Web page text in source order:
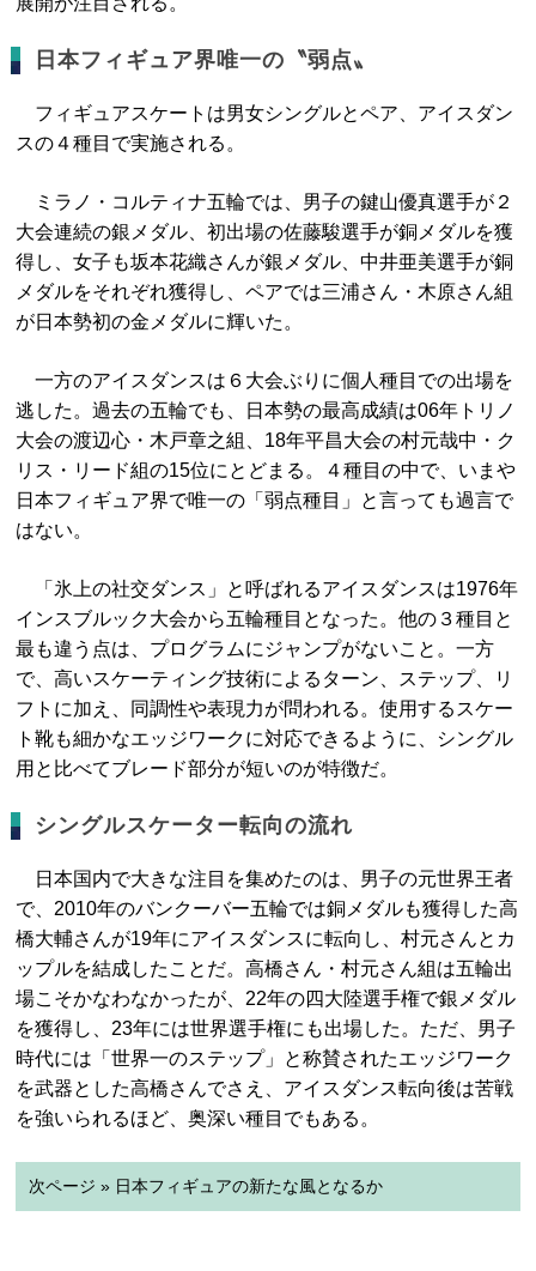
日本フィギュア界唯一の〝弱点〟
フィギュアスケートは男女シングルとペア、アイスダン
スの４種目で実施される。
ミラノ・コルティナ五輪では、男子の鍵山優真選手が２
大会連続の銀メダル、初出場の佐藤駿選手が銅メダルを獲
得し、女子も坂本花織さんが銀メダル、中井亜美選手が銅
メダルをそれぞれ獲得し、ペアでは三浦さん・木原さん組
が日本勢初の金メダルに輝いた。
一方のアイスダンスは６大会ぶりに個人種目での出場を
逃した。過去の五輪でも、日本勢の最高成績は06年トリノ
大会の渡辺心・木戸章之組、18年平昌大会の村元哉中・ク
リス・リード組の15位にとどまる。４種目の中で、いまや
日本フィギュア界で唯一の「弱点種目」と言っても過言で
はない。
「氷上の社交ダンス」と呼ばれるアイスダンスは1976年
インスブルック大会から五輪種目となった。他の３種目と
最も違う点は、プログラムにジャンプがないこと。一方
で、高いスケーティング技術によるターン、ステップ、リ
フトに加え、同調性や表現力が問われる。使用するスケー
ト靴も細かなエッジワークに対応できるように、シングル
用と比べてブレード部分が短いのが特徴だ。
シングルスケーター転向の流れ
日本国内で大きな注目を集めたのは、男子の元世界王者
で、2010年のバンクーバー五輪では銅メダルも獲得した高
橋大輔さんが19年にアイスダンスに転向し、村元さんとカ
ップルを結成したことだ。高橋さん・村元さん組は五輪出
場こそかなわなかったが、22年の四大陸選手権で銀メダル
を獲得し、23年には世界選手権にも出場した。ただ、男子
時代には「世界一のステップ」と称賛されたエッジワーク
を武器とした高橋さんでさえ、アイスダンス転向後は苦戦
を強いられるほど、奥深い種目でもある。
次ページ » 日本フィギュアの新たな風となるか